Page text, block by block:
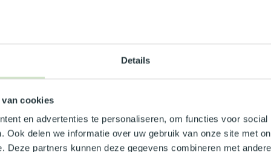
Details
cookies
en advertenties te personaliseren, om functies voor
Ook delen we informatie over uw gebruik van onze site met
Deze partners kunnen deze gegevens combineren met
Je beoordeling toevoegen
https://